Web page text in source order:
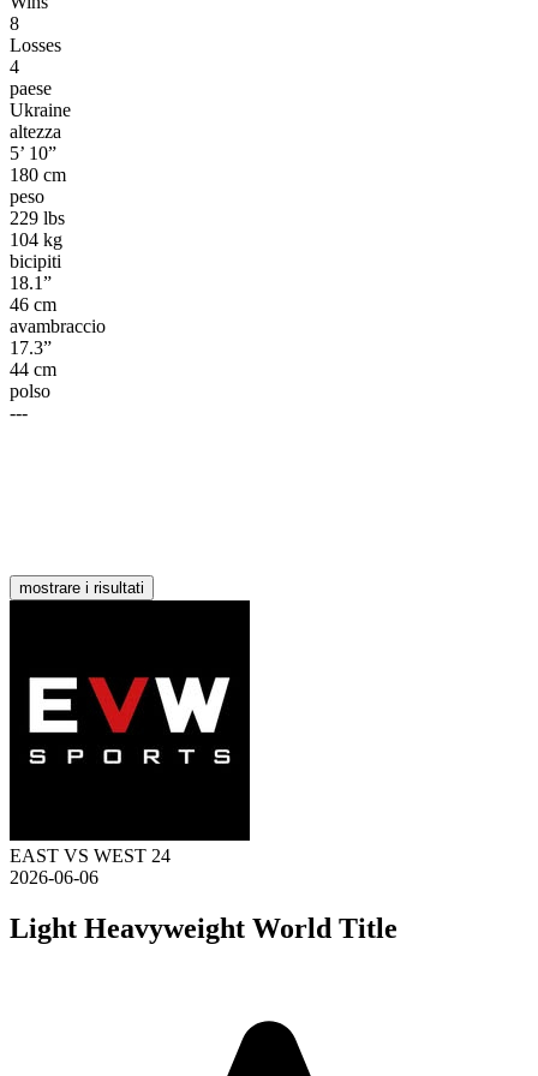
8
Losses
4
paese
Ukraine
altezza
5’ 10”
180 cm
peso
229 lbs
104 kg
bicipiti
18.1”
46 cm
avambraccio
17.3”
44 cm
polso
---
mostrare i risultati
EAST VS WEST 24
2026-06-06
Light Heavyweight World Title